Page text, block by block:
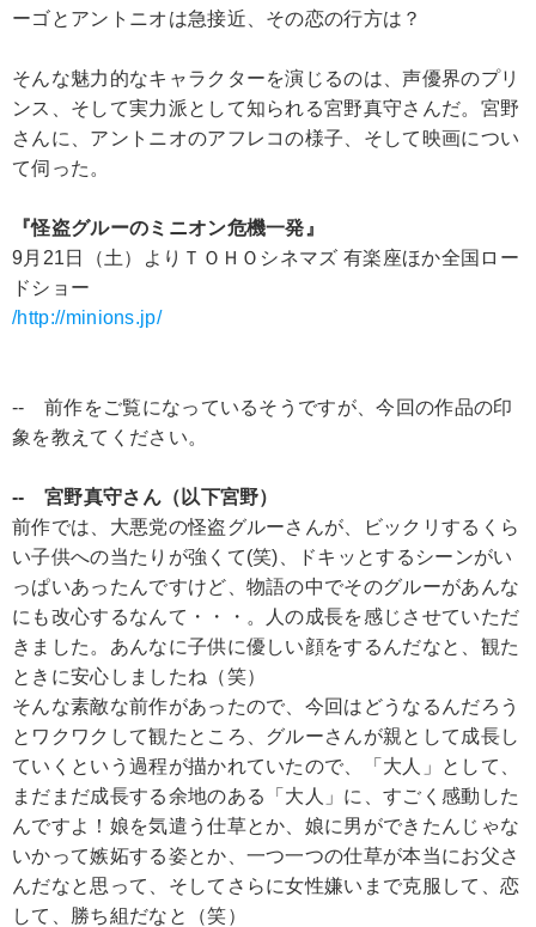
ーゴとアントニオは急接近、その恋の行方は？
そんな魅力的なキャラクターを演じるのは、声優界のプリ
ンス、そして実力派として知られる宮野真守さんだ。宮野
さんに、アントニオのアフレコの様子、そして映画につい
て伺った。
『怪盗グルーのミニオン危機一発』
9月21日（土）よりＴＯＨＯシネマズ 有楽座ほか全国ロー
ドショー
/http://minions.jp/
-- 前作をご覧になっているそうですが、今回の作品の印
象を教えてください。
-- 宮野真守さん（以下宮野）
前作では、大悪党の怪盗グルーさんが、ビックリするくら
い子供への当たりが強くて(笑)、ドキッとするシーンがい
っぱいあったんですけど、物語の中でそのグルーがあんな
にも改心するなんて・・・。人の成長を感じさせていただ
きました。あんなに子供に優しい顔をするんだなと、観た
ときに安心しましたね（笑）
そんな素敵な前作があったので、今回はどうなるんだろう
とワクワクして観たところ、グルーさんが親として成長し
ていくという過程が描かれていたので、「大人」として、
まだまだ成長する余地のある「大人」に、すごく感動した
んですよ！娘を気遣う仕草とか、娘に男ができたんじゃな
いかって嫉妬する姿とか、一つ一つの仕草が本当にお父さ
んだなと思って、そしてさらに女性嫌いまで克服して、恋
して、勝ち組だなと（笑）